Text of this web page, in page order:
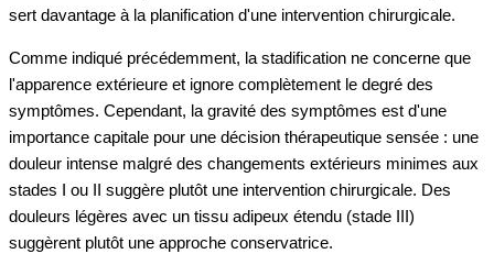
sert davantage à la planification d'une intervention chirurgicale.
Comme indiqué précédemment, la stadification ne concerne que
l'apparence extérieure et ignore complètement le degré des
symptômes. Cependant, la gravité des symptômes est d'une
importance capitale pour une décision thérapeutique sensée : une
douleur intense malgré des changements extérieurs minimes aux
stades I ou II suggère plutôt une intervention chirurgicale. Des
douleurs légères avec un tissu adipeux étendu (stade III)
suggèrent plutôt une approche conservatrice.